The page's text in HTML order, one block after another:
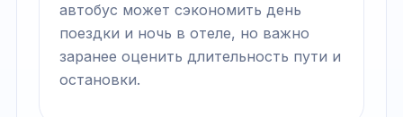
автобус может сэкономить день
поездки и ночь в отеле, но важно
заранее оценить длительность пути и
остановки.